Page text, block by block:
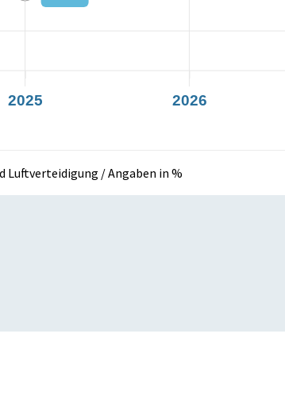
2025 2026
Luftverteidigung / Angaben in %